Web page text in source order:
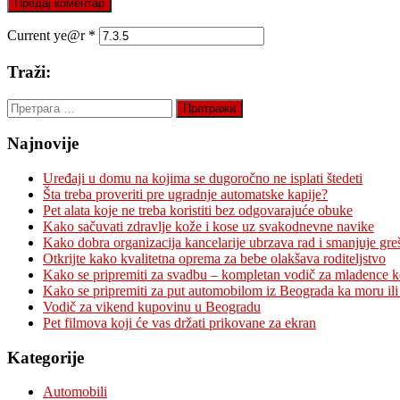
Current ye@r *
Traži:
Претрага
за:
Najnovije
Uređaji u domu na kojima se dugoročno ne isplati štedeti
Šta treba proveriti pre ugradnje automatske kapije?
Pet alata koje ne treba koristiti bez odgovarajuće obuke
Kako sačuvati zdravlje kože i kose uz svakodnevne navike
Kako dobra organizacija kancelarije ubrzava rad i smanjuje
Otkrijte kako kvalitetna oprema za bebe olakšava roditeljstvo
Kako se pripremiti za svadbu – kompletan vodič za mladence
Kako se pripremiti za put automobilom iz Beograda ka moru
Vodič za vikend kupovinu u Beogradu
Pet filmova koji će vas držati prikovane za ekran
Kategorije
Automobili